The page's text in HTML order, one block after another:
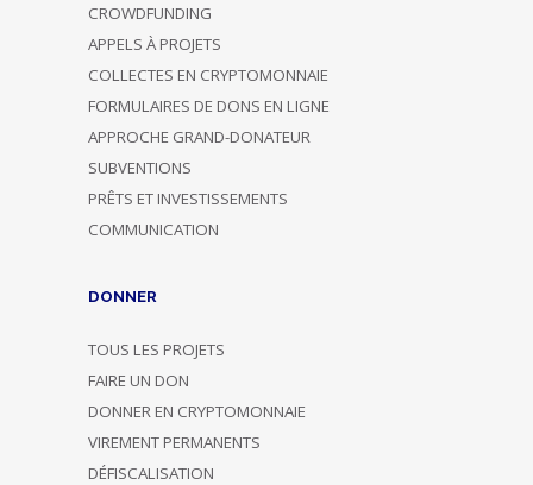
CROWDFUNDING
APPELS À PROJETS
COLLECTES EN CRYPTOMONNAIE
FORMULAIRES DE DONS EN LIGNE
APPROCHE GRAND-DONATEUR
SUBVENTIONS
PRÊTS ET INVESTISSEMENTS
COMMUNICATION
DONNER
TOUS LES PROJETS
FAIRE UN DON
DONNER EN CRYPTOMONNAIE
VIREMENT PERMANENTS
DÉFISCALISATION